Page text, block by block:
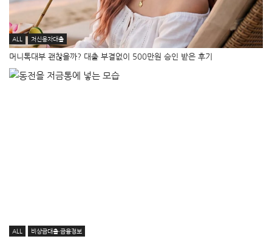
ALL 저신용자대출
머니톡대부 괜찮을까? 대출 부결없이 500만원 승인 받은 후기
ALL 비상금대출·금융정보